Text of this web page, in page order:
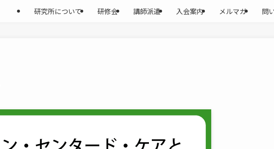
研究所について 研修会 講師派遣 入会案内 メルマガ 問